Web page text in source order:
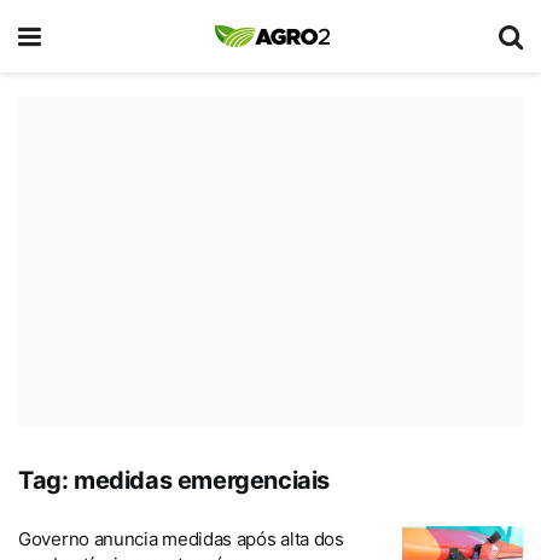
Tag: medidas emergenciais
Governo anuncia medidas após alta dos